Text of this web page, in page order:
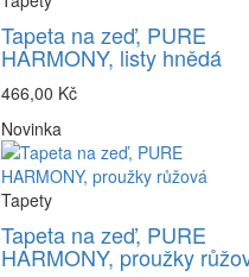
Tapeta na zeď, PURE
HARMONY, listy hnědá
466,00 Kč
Novinka
Tapety
Tapeta na zeď, PURE
HARMONY, proužky